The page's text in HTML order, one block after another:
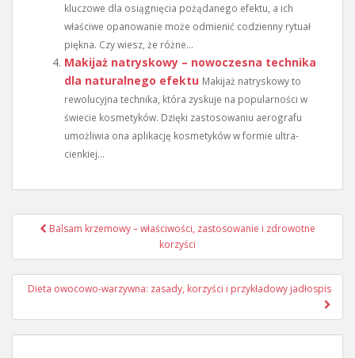
kluczowe dla osiągnięcia pożądanego efektu, a ich
właściwe opanowanie może odmienić codzienny rytuał
piękna. Czy wiesz, że różne...
Makijaż natryskowy – nowoczesna technika
dla naturalnego efektu Makijaż natryskowy to
rewolucyjna technika, która zyskuje na popularności w
świecie kosmetyków. Dzięki zastosowaniu aerografu
umożliwia ona aplikację kosmetyków w formie ultra-
cienkiej...
Nawigacja
Balsam krzemowy – właściwości, zastosowanie i zdrowotne
korzyści
Dieta owocowo-warzywna: zasady, korzyści i przykładowy jadłospis